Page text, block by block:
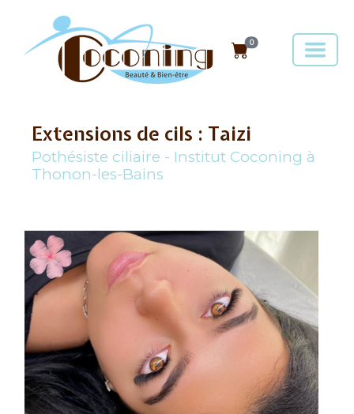
0
Extensions de cils : Taizi
Pothésiste ciliaire - Institut Coconing à
Thonon-les-Bains